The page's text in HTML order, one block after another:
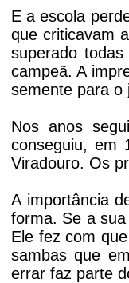
E a escola
que criticavam
superado
campeã. A
semente para o
Nos anos
conseguiu, em
Viradouro. Os
A importância
forma. Se a
Ele fez com
sambas que
errar faz parte